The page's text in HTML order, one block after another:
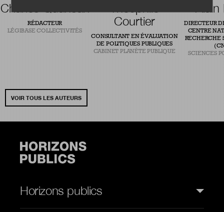
VOIR TOUS LES AUTEURS
Charles Quansah
RÉDACTEUR
LÉGIBASE COLLECTIVITÉS
Courtier
CONSULTANT EN ÉVALUATION
DE POLITIQUES PUBLIQUES
CABINET PLANÈTE PUBLIQUE
DIRECTEUR
CENTRE
RECHERCHE
SCIENCES
Horizons publics